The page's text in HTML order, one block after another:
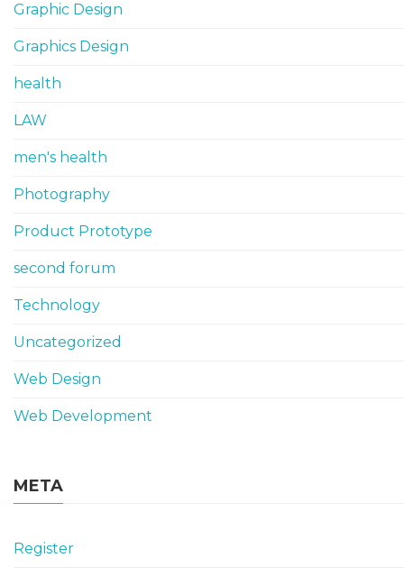
Graphic Design
Graphics Design
health
LAW
men's health
Photography
Product Prototype
second forum
Technology
Uncategorized
Web Design
Web Development
META
Register